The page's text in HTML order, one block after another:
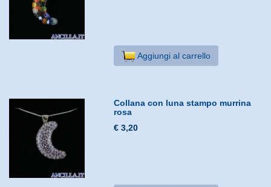
Aggiungi al carrello
Collana con luna stampo murrina
rosa
€ 3,20